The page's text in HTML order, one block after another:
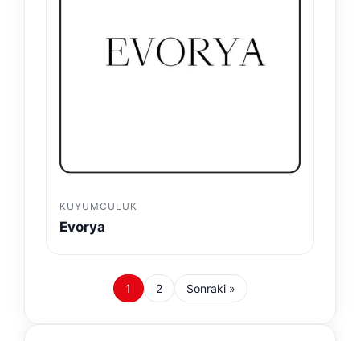
KUYUMCULUK
Evorya
1 2 Sonraki »